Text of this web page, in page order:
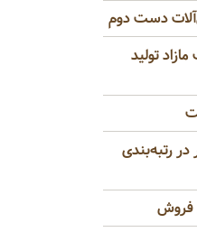
دست دوم
تولید
رتبه‌بندی
فروش